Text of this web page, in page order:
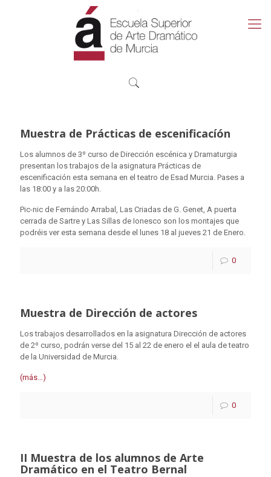
Muestra de Prácticas de escenificacíón
Los alumnos de 3º curso de Dirección escénica y Dramaturgia
presentan los trabajos de la asignatura Prácticas de
escenificación esta semana en el teatro de Esad Murcia. Pases a
las 18:00 y a las 20:00h.
Pic-nic de Fernándo Arrabal, Las Criadas de G. Genet, A puerta
cerrada de Sartre y Las Sillas de Ionesco son los montajes que
podréis ver esta semana desde el lunes 18 al jueves 21 de Enero.
0
Muestra de Dirección de actores
Los trabajos desarrollados en la asignatura Dirección de actores
de 2º curso, podrán verse del 15 al 22 de enero el el aula de teatro
de la Universidad de Murcia.
(más…)
0
II Muestra de los alumnos de Arte
Dramático en el Teatro Bernal